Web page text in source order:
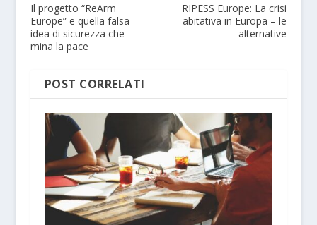
Il progetto “ReArm
Europe” e quella falsa
idea di sicurezza che
mina la pace
RIPESS Europe: La crisi
abitativa in Europa – le
alternative
POST CORRELATI